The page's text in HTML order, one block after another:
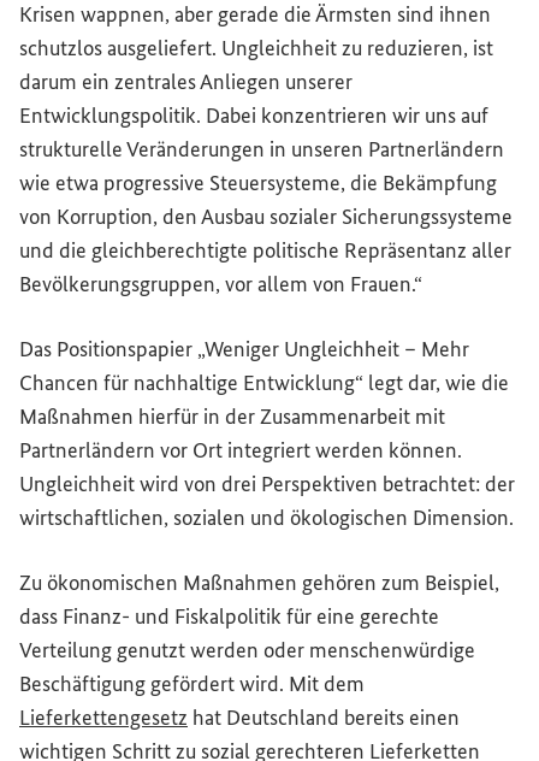
Krisen wappnen, aber gerade die Ärmsten sind ihnen
schutzlos ausgeliefert. Ungleichheit zu reduzieren, ist
darum ein zentrales Anliegen unserer
Entwicklungspolitik. Dabei konzentrieren wir uns auf
strukturelle Veränderungen in unseren Partnerländern
wie etwa progressive Steuersysteme, die Bekämpfung
von Korruption, den Ausbau sozialer Sicherungssysteme
und die gleichberechtigte politische Repräsentanz aller
Bevölkerungsgruppen, vor allem von Frauen.“
Das Positionspapier „Weniger Ungleichheit – Mehr
Chancen für nachhaltige Entwicklung“ legt dar, wie die
Maßnahmen hierfür in der Zusammenarbeit mit
Partnerländern vor Ort integriert werden können.
Ungleichheit wird von drei Perspektiven betrachtet: der
wirtschaftlichen, sozialen und ökologischen Dimension.
Zu ökonomischen Maßnahmen gehören zum Beispiel,
dass Finanz- und Fiskalpolitik für eine gerechte
Verteilung genutzt werden oder menschenwürdige
Beschäftigung gefördert wird. Mit dem
Lieferkettengesetz hat Deutschland bereits einen
wichtigen Schritt zu sozial gerechteren Lieferketten